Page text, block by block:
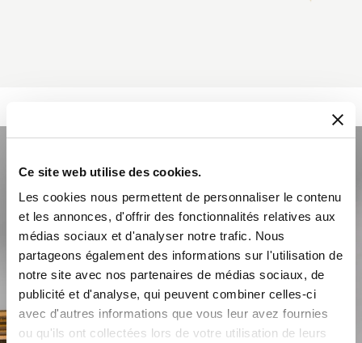
Ce site web utilise des cookies.
Les cookies nous permettent de personnaliser le contenu
et les annonces, d'offrir des fonctionnalités relatives aux
médias sociaux et d'analyser notre trafic. Nous
partageons également des informations sur l'utilisation de
notre site avec nos partenaires de médias sociaux, de
publicité et d'analyse, qui peuvent combiner celles-ci
avec d'autres informations que vous leur avez fournies
ou qu'ils ont collectées lors de votre utilisation de leurs